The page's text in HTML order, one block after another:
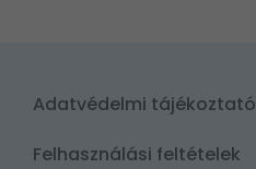
Adatvédelmi tájékoztató
Felhasználási feltételek